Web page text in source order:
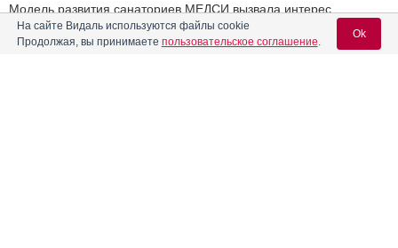
Модель развития санаториев МЕДСИ вызвала интерес
профессионального сообщества и Минздрава России
Лучшие решения в частной медицине и санаторно-
На сайте Видаль используются файлы cookie
Продолжая, вы принимаете пользовательское соглашение.
Ok